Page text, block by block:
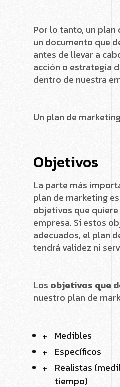
Por lo tanto, un plan
un documento que
antes de llevar a
acción o estrategia
dentro de nuestra
Un plan de marketing
Objetivos
La parte más
plan de marketing
objetivos que
empresa. Si estos
adecuados, el plan
tendrá validez ni
Los objetivos que
nuestro plan de
Medibles
Específicos
Realistas
tiempo)